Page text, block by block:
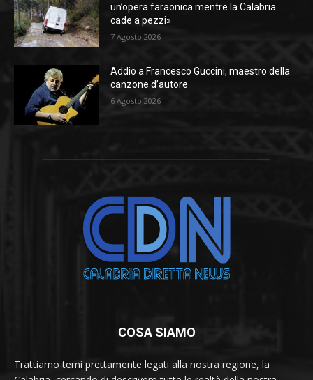
un’opera faraonica mentre la Calabria
cade a pezzi»
7 Agosto 2026
Addio a Francesco Guccini, maestro della
canzone d’autore
6 Agosto 2026
COSA SIAMO
Trattiamo temi prettamente legati alla nostra regione, la